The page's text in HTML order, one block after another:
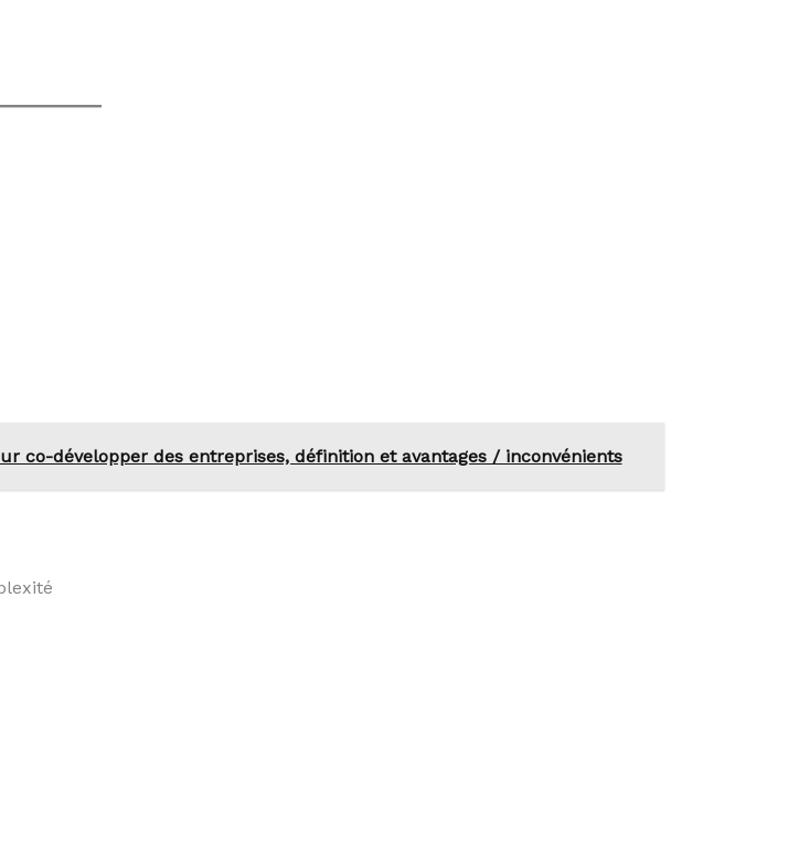
co-développer des entreprises, définition et avantages / inconvénients